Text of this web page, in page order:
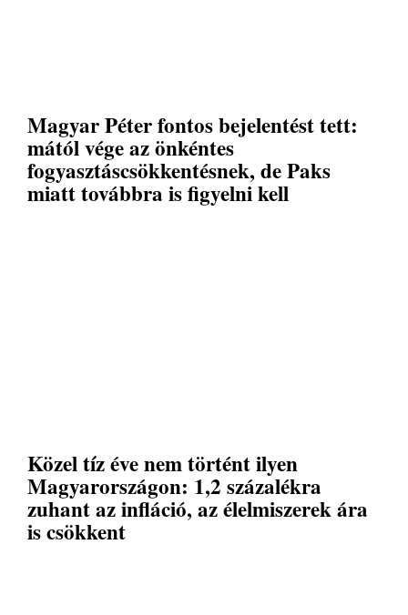
Magyar Péter fontos bejelentést tett:
mától vége az önkéntes
fogyasztáscsökkentésnek, de Paks
miatt továbbra is figyelni kell
Közel tíz éve nem történt ilyen
Magyarországon: 1,2 százalékra
zuhant az infláció, az élelmiszerek ára
is csökkent